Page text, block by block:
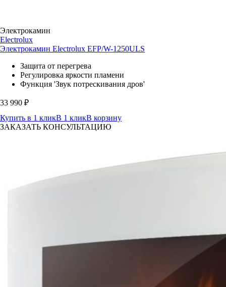
Электрокамин
Electrolux
Электрокамин Electrolux EFP/W-1250ULS
Защита от перегрева
Регулировка яркости пламени
Функция 'Звук потрескивания дров'
33 990 ₽
Купить в 1 кликВ 1 кликВ корзину
ЗАКАЗАТЬ КОНСУЛЬТАЦИЮ